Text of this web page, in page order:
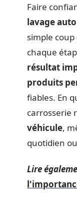
Faire
lavage auto
simple coup
chaque
résultat
produits
fiables. En
carrosserie
véhicule,
quotidien
Lire